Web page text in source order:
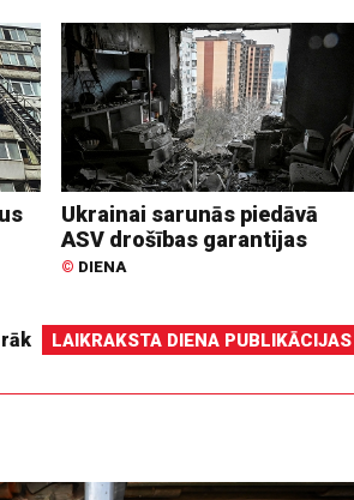
Ukrainai sarunās piedāvā
ASV drošības garantijas
© DIENA
LAIKRAKSTA DIENA PUBLIKĀCIJAS